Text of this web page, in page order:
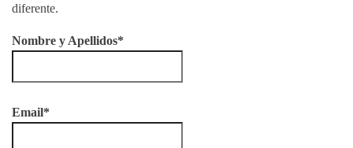
diferente.
Nombre y Apellidos*
Email*